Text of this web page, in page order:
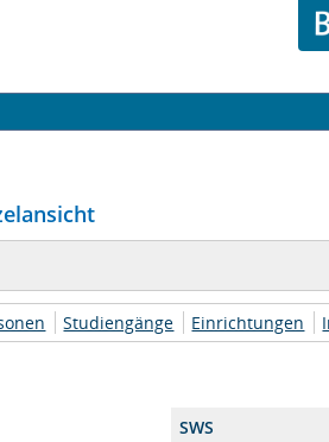
Studiengänge Einrichtungen
SWS